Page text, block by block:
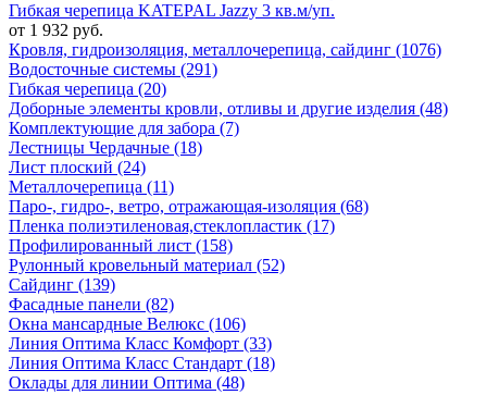
Гибкая черепица KATEPAL Jazzy 3 кв.м/уп.
от 1 932 руб.
Кровля, гидроизоляция, металлочерепица, сайдинг (1076)
Водосточные системы (291)
Гибкая черепица (20)
Доборные элементы кровли, отливы и другие изделия (48)
Комплектующие для забора (7)
Лестницы Чердачные (18)
Лист плоский (24)
Металлочерепица (11)
Паро-, гидро-, ветро, отражающая-изоляция (68)
Пленка полиэтиленовая,стеклопластик (17)
Профилированный лист (158)
Рулонный кровельный материал (52)
Сайдинг (139)
Фасадные панели (82)
Окна мансардные Велюкс (106)
Линия Оптима Класс Комфорт (33)
Линия Оптима Класс Стандарт (18)
Оклады для линии Оптима (48)